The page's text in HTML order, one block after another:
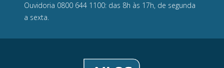
Ouvidoria 0800 644 1100: das 8h às 17h, de segunda
a sexta.